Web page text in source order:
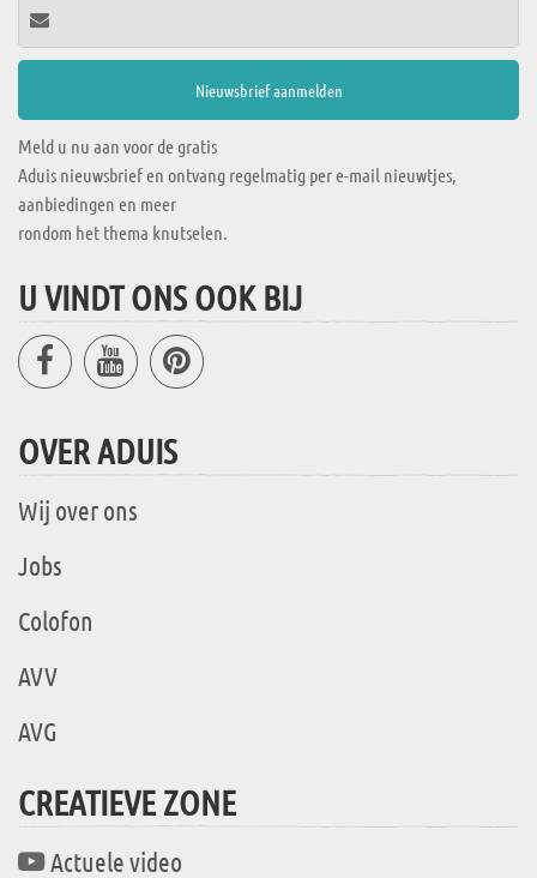
Meld u nu aan voor de gratis
Aduis nieuwsbrief en ontvang regelmatig per e-mail nieuwtjes,
aanbiedingen en meer
rondom het thema knutselen.
U VINDT ONS OOK BIJ
OVER ADUIS
Wij over ons
Jobs
Colofon
AVV
AVG
CREATIEVE ZONE
Actuele video